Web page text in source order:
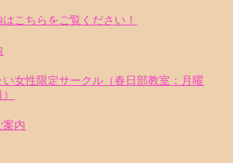
こちらをご覧ください！
女性限定サークル（春日部教室：月曜
案内